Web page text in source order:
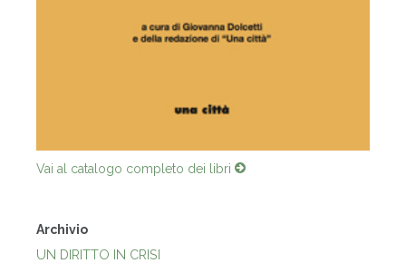
Vai al catalogo completo dei libri
Archivio
UN DIRITTO IN CRISI